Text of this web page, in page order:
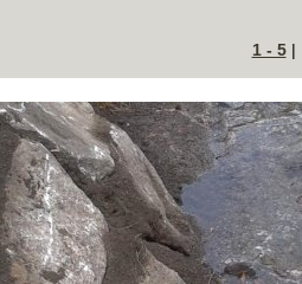
1 - 5